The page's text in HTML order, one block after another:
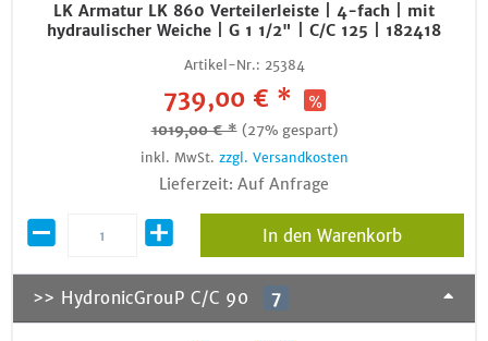
LK Armatur LK 860 Verteilerleiste | 4-fach | mit
hydraulischer Weiche | G 1 1/2" | C/C 125 | 182418
Artikel-Nr.: 25384
739,00 € *
1019,00 € * (27% gespart)
inkl. MwSt. zzgl. Versandkosten
Lieferzeit: Auf Anfrage
In den Warenkorb
>> HydronicGrouP C/C 90 7